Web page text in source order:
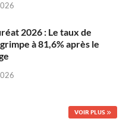
2026 : Le taux de
à 81,6% après le
VOIR PLUS